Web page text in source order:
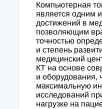
Компьютерная
является одним
достижений в
позволяющим
точностью
и степень
медицинский
КТ на основе
и оборудования,
максимальную
исследований
нагрузке на